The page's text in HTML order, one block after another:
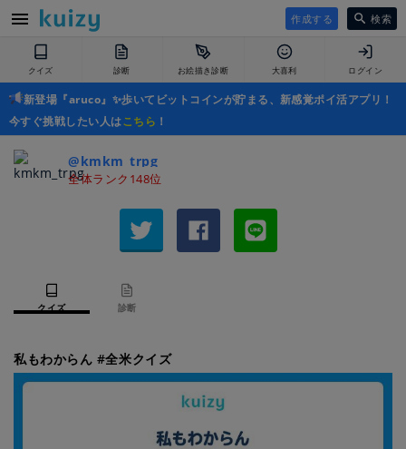
作成する 検索
クイズ 診断 お絵描き診断 大喜利 ログイン
新登場『aruco』✨歩いてビットコインが貯まる、新感覚ポイ活アプリ！
今すぐ挑戦したい人はこちら ！
@kmkm_trpg
全体ランク148位
クイズ 診断
私もわからん #全米クイズ